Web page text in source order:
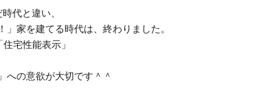
代と違い、
」家を建てる時代は、終わりました。
宅性能表示」
への意欲が大切です＾＾